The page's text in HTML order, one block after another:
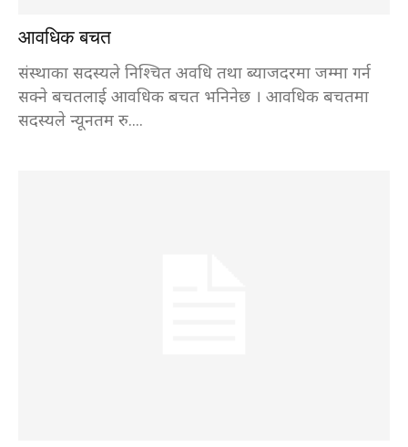
आवधिक बचत
संस्थाका सदस्यले निश्चित अवधि तथा ब्याजदरमा जम्मा गर्न
सक्ने बचतलाई आवधिक बचत भनिनेछ । आवधिक बचतमा
सदस्यले न्यूनतम रु....